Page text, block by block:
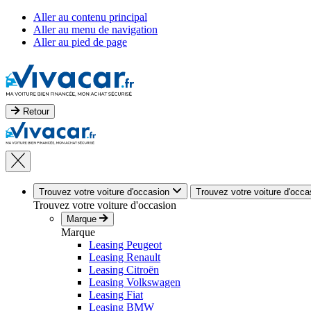
Aller au contenu principal
Aller au menu de navigation
Aller au pied de page
Retour
Trouvez votre voiture d'occasion Trouvez votre voiture
Trouvez votre voiture d'occasion
Marque
Marque
Leasing Peugeot
Leasing Renault
Leasing Citroën
Leasing Volkswagen
Leasing Fiat
Leasing BMW